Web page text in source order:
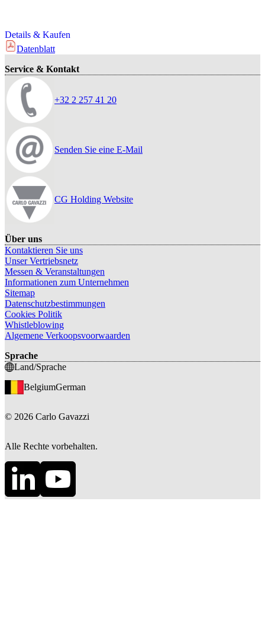
Details & Kaufen
Datenblatt
Service & Kontakt
+32 2 257 41 20
Senden Sie eine E-Mail
CG Holding Website
Über uns
Kontaktieren Sie uns
Unser Vertriebsnetz
Messen & Veranstaltungen
Informationen zum Unternehmen
Sitemap
Datenschutzbestimmungen
Cookies Politik
Whistleblowing
Algemene Verkoopsvoorwaarden
Sprache
Land/Sprache
BelgiumGerman
© 2026 Carlo Gavazzi
Alle Rechte vorbehalten.